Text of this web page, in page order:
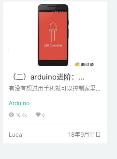
（二）arduino进阶：
Arduino蓝牙模块的使用
有没有想过用手机就可以控制家里
就来教一下大家如何使用蓝牙来控
制一个LED灯，这篇教程里，大家主
需要学习一些预备知识： 1.软件模拟
Arduino
10.4k 0
Luca 18年9月11日